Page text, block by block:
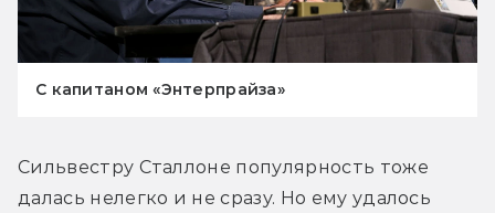
С капитаном «Энтерпрайза»
Сильвестру Сталлоне популярность тоже
далась нелегко и не сразу. Но ему удалось